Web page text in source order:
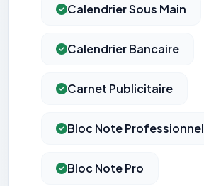
Calendrier Sous Main
Calendrier Bancaire
Carnet Publicitaire
Bloc Note Professionnel
Bloc Note Pro